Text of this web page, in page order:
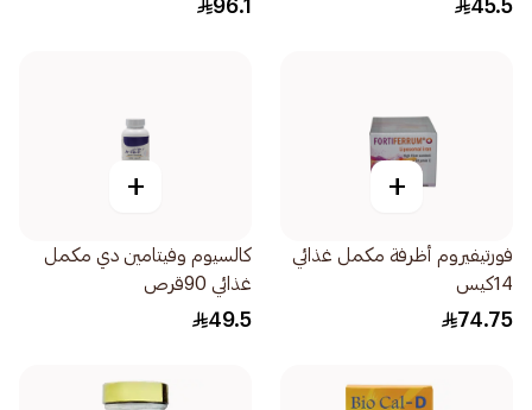
45.5
96.1
+
فورتيفيروم أظرفة مكمل غذائي
14كيس
74.75
+
كالسيوم وفيتامين دي مكمل
غذائي 90قرص
49.5